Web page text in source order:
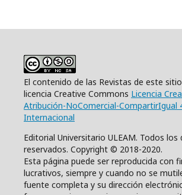
El contenido de las Revistas de este
licencia Creative Commons Licencia
Atribución-NoComercial-CompartirIgual
Internacional
Editorial Universitario ULEAM. Todos los
reservados. Copyright © 2018-2020.
Esta página puede ser reproducida con
lucrativos, siempre y cuando no se
fuente completa y su dirección